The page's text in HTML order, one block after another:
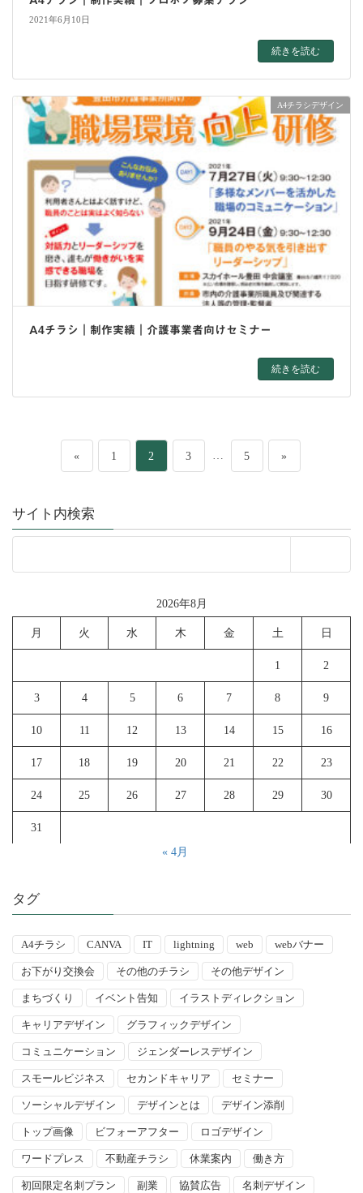
2021年6月10日
続きを読む
A4チラシデザイン
A4チラシ｜制作実績｜介護事業者向けセミナー
続きを読む
の
ジ
り
« ペ
1 ペ
2 ペ
3 ペ
5 »
サイト内検索
2026年8月
月 火 水 木 金 土 日
1 2
3 4 5 6 7 8 9
10 11 12 13 14 15 16
17 18 19 20 21 22 23
24 25 26 27 28 29 30
31
« 4月
タグ
A4チラシ CANVA IT lightning web webバナー
お下がり交換会 その他のチラシ その他デザイン
まちづくり イベント告知 イラストディレクション
キャリアデザイン グラフィックデザイン
コミュニケーション ジェンダーレスデザイン
スモールビジネス セカンドキャリア セミナー
ソーシャルデザイン デザインとは デザイン添削
トップ画像 ビフォーアフター ロゴデザイン
ワードプレス 不動産チラシ 休業案内 働き方
初回限定名刺プラン 副業 協賛広告 名刺デザイン